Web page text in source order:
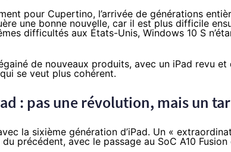
pour Cupertino, l’arrivée de générations
une bonne nouvelle, car il est plus difficile
difficultés aux États-Unis, Windows 10 S
de nouveaux produits, avec un iPad revu
se veut plus cohérent.
: pas une révolution, mais un
la sixième génération d’iPad. Un «
précédent, avec le passage au SoC A10